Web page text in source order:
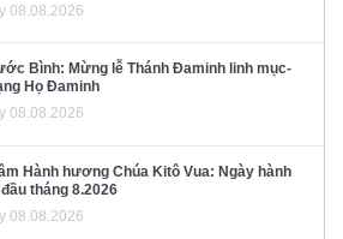
08.08.2026
Bình: Mừng lễ Thánh Đaminh linh mục-
Họ Đaminh
08.08.2026
Hành hương Chúa Kitô Vua: Ngày hành
tháng 8.2026
08.08.2026